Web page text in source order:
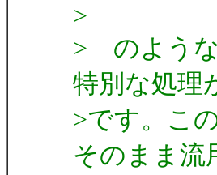
>
> のような
特別な処理
>です。こ
そのまま流